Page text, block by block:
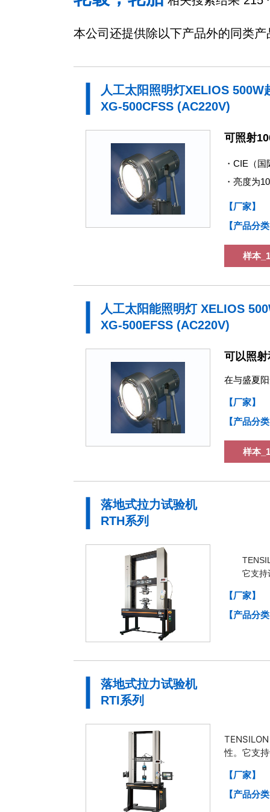
本公司还提供除以下产品外的同类
人工太阳照明灯XELIOS
XG-500CFSS (AC220V)
可照射
・CIE（
・亮度为
【厂家】
【产品分
样本
人工太阳能照明灯 XELIOS
XG-500EFSS (AC220V)
可以照
在与盛夏
【厂家】
【产品分
样本
落地式拉力试验机
RTH系列
它支持
【厂家】
【产品分
落地式拉力试验机
RTI系列
性。 它支
【厂家】
【产品分